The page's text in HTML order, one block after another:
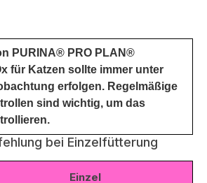
PURINA® PRO PLAN®
für Katzen sollte immer unter
erfolgen. Regelmäßige
sind wichtig, um das
bei Einzelfütterung
Einzel